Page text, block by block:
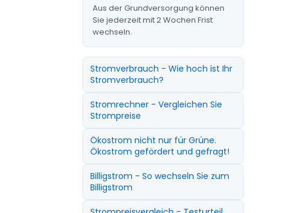
Aus der Grundversorgung können
Sie jederzeit mit 2 Wochen Frist
wechseln.
Stromverbrauch - Wie hoch ist Ihr
Stromverbrauch?
Stromrechner - Vergleichen Sie
Strompreise
Ökostrom nicht nur für Grüne.
Ökostrom gefördert und gefragt!
Billigstrom - So wechseln Sie zum
Billigstrom